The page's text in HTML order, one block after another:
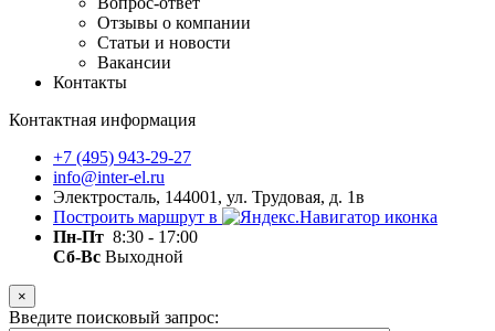
Отзывы о компании
Статьи и новости
Вакансии
Контакты
Контактная информация
+7 (495) 943-29-27
info@inter-el.ru
Электросталь, 144001, ул. Трудовая, д. 1в
Построить маршрут в
Пн-Пт 8:30 - 17:00
Сб-Вс Выходной
×
Введите поисковый запрос: